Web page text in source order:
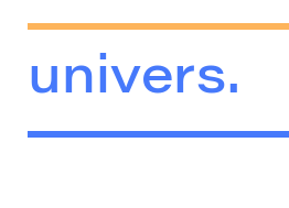
univers.